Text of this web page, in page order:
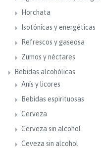
Horchata
Isotónicas y energéticas
Refrescos y gaseosa
Zumos y néctares
Bebidas alcohólicas
Anís y licores
Bebidas espirituosas
Cerveza
Cerveza sin alcohol
Ceveza sin alcohol